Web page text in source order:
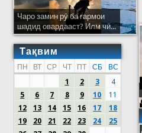
Чаро замин рӯ ба гармои
шадид овардааст? Илм чӣ...
Тақвим
ПН ВТ СР ЧТ ПТ СБ
ВС
1
2 3
4
5
6 7 8 9 10
11
12
13 14 15 16 17
18
19
20 21 22 23 24
25